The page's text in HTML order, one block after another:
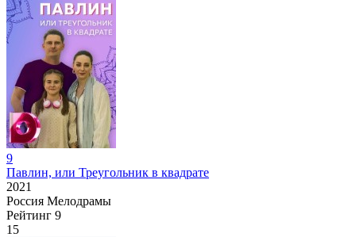
9
Павлин, или Треугольник в квадрате
2021
Россия Мелодрамы
Рейтинг 9
15